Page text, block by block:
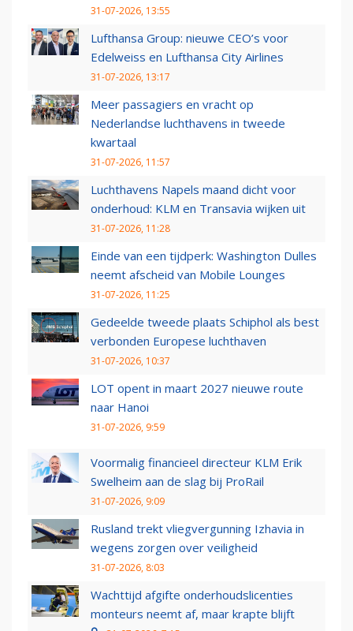
31-07-2026, 13:55
Lufthansa Group: nieuwe CEO’s voor
Edelweiss en Lufthansa City Airlines
31-07-2026, 13:17
Meer passagiers en vracht op
Nederlandse luchthavens in tweede
kwartaal
31-07-2026, 11:57
Luchthavens Napels maand dicht voor
onderhoud: KLM en Transavia wijken uit
31-07-2026, 11:28
Einde van een tijdperk: Washington Dulles
neemt afscheid van Mobile Lounges
31-07-2026, 11:25
Gedeelde tweede plaats Schiphol als best
verbonden Europese luchthaven
31-07-2026, 10:37
LOT opent in maart 2027 nieuwe route
naar Hanoi
31-07-2026, 9:59
Voormalig financieel directeur KLM Erik
Swelheim aan de slag bij ProRail
31-07-2026, 9:09
Rusland trekt vliegvergunning Izhavia in
wegens zorgen over veiligheid
31-07-2026, 8:03
Wachttijd afgifte onderhoudslicenties
monteurs neemt af, maar krapte blijft